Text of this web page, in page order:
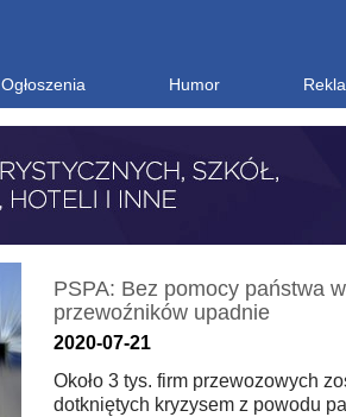
Ogłoszenia Humor
PSPA: Bez pomocy państwa
przewoźników upadnie
2020-07-21
Około 3 tys. firm przewozowych
dotkniętych kryzysem z powodu